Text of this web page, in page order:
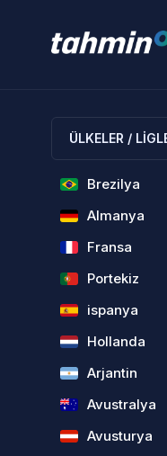
ÜLKELER /
Brezilya
Almanya
Fransa
Portekiz
ispanya
Hollanda
Arjantin
Avustralya
Avusturya